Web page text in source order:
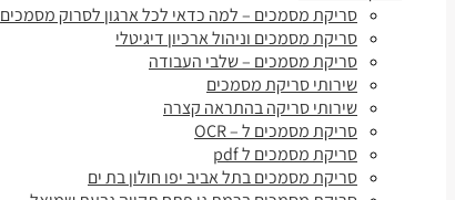
סריקת מסמכים – למה כדאי לכל ארגון לסרוק מסמכים
סריקת מסמכים וניהול ארכיון דיגיטלי
סריקת מסמכים – שלבי העבודה
שירותי סריקת מסמכים
שירותי סריקה בהתראה קצרה
סריקת מסמכים ל – OCR
סריקת מסמכים ל pdf
סריקת מסמכים בתל אביב יפו חולון בת ים